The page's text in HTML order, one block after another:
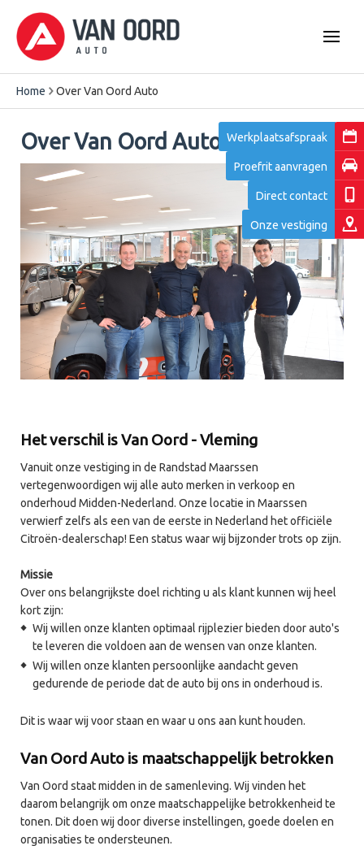
Home Over Van Oord Auto
Over Van Oord Auto
Het verschil is Van Oord - Vleming
Vanuit onze vestiging in de Randstad Maarssen
vertegenwoordigen wij alle auto merken in verkoop en
onderhoud Midden-Nederland. Onze locatie in Maarssen
verwierf zelfs als een van de eerste in Nederland het officiële
Citroën-dealerschap! Een status waar wij bijzonder trots op zijn.
Missie
Over ons belangrijkste doel richting u als klant kunnen wij heel
kort zijn:
Wij willen onze klanten optimaal rijplezier bieden door auto's
te leveren die voldoen aan de wensen van onze klanten.
Wij willen onze klanten persoonlijke aandacht geven
gedurende de periode dat de auto bij ons in onderhoud is.
Dit is waar wij voor staan en waar u ons aan kunt houden.
Van Oord Auto is maatschappelijk betrokken
Van Oord staat midden in de samenleving. Wij vinden het
daarom belangrijk om onze maatschappelijke betrokkenheid te
tonen. Dit doen wij door diverse instellingen, goede doelen en
organisaties te ondersteunen.
Werkplaatsafspraak
Proefrit aanvragen
Direct contact
Onze vestiging